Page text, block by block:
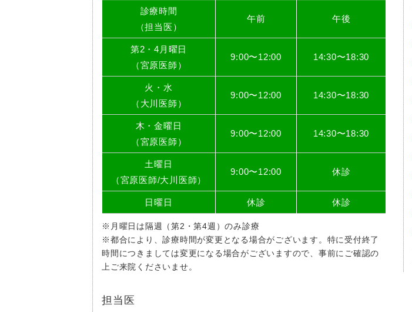
診療時間
（担当医）
午前 午後
第2・4月曜日
（宮原医師）
9:00〜12:00 14:30〜18:30
火・水
（大川医師）
9:00〜12:00 14:30〜18:30
木・金曜日
（宮原医師）
9:00〜12:00 14:30〜18:30
土曜日
（宮原医師/大川医師）
9:00〜12:00 休診
日曜日 休診 休診
※月曜日は隔週（第2・第4週）のみ診療
※都合により、診療時間が変更となる場合がございます。特に受付終了
時間につきましては変更になる場合がございますので、事前にご確認の
上ご来院くださいませ。
担当医